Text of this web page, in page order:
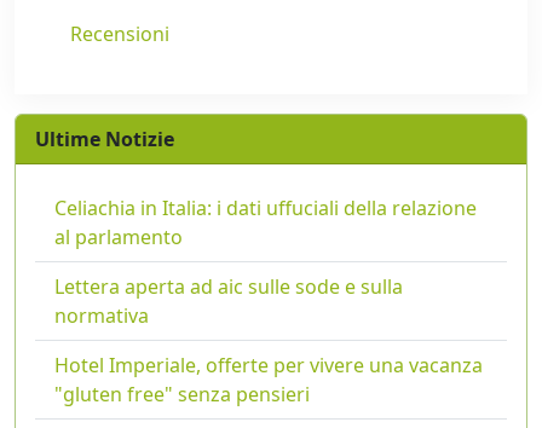
Recensioni
Ultime Notizie
Celiachia in Italia: i dati uffuciali della relazione
al parlamento
Lettera aperta ad aic sulle sode e sulla
normativa
Hotel Imperiale, offerte per vivere una vacanza
"gluten free" senza pensieri